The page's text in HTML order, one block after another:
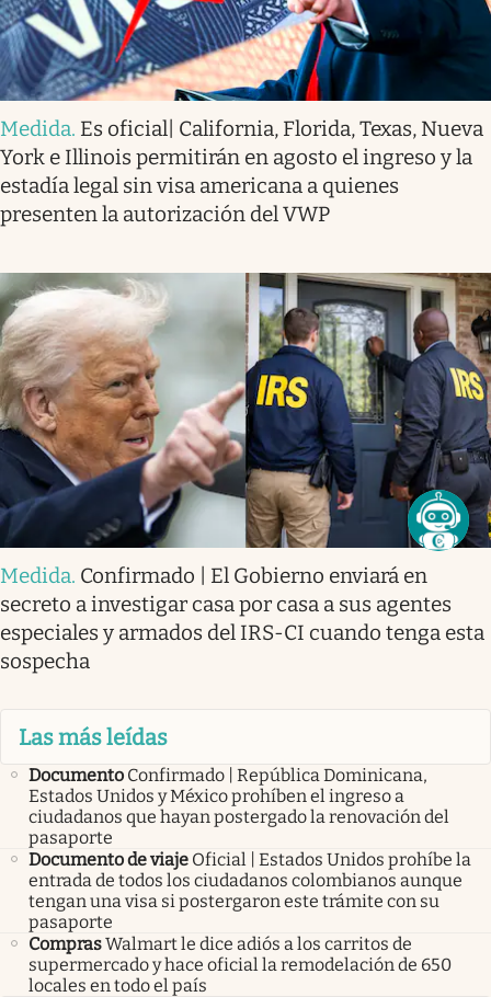
Medida. Es oficial| California, Florida, Texas, Nueva
York e Illinois permitirán en agosto el ingreso y la
estadía legal sin visa americana a quienes
presenten la autorización del VWP
Medida. Confirmado | El Gobierno enviará en
secreto a investigar casa por casa a sus agentes
especiales y armados del IRS-CI cuando tenga esta
sospecha
Las más leídas
Documento Confirmado | República Dominicana,
Estados Unidos y México prohíben el ingreso a
ciudadanos que hayan postergado la renovación del
pasaporte
Documento de viaje Oficial | Estados Unidos prohíbe la
entrada de todos los ciudadanos colombianos aunque
tengan una visa si postergaron este trámite con su
pasaporte
ComprasWalmart le dice adiós a los carritos de
supermercado y hace oficial la remodelación de 650
locales en todo el país